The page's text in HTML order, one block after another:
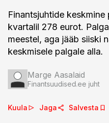
Finantsjuhtide keskmine
kvartalil 278 eurot.
meestel, aga jääb siiski
keskmisele palgale alla.
Marge Aasalaid
Finantsuudised.ee juht
Kuula Jaga Salvesta